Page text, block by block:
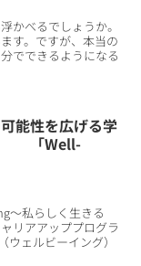
かべるでしょうか。
す。ですが、本当の
でできるようになる
能性を広げる学
「Well-
～私らしく生きる
リアアッププログラ
ェルビーイング）